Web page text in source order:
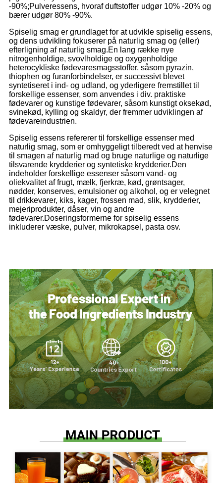
-90%;Pulveressens, hvoraf duftstoffer udgør 10% -20% og
bærer udgør 80% -90%.
Spiselig smag er grundlaget for at udvikle spiselig essens,
og dens udvikling fokuserer på naturlig smag og (eller)
efterligning af naturlig smag.En lang række nye
nitrogenholdige, svovlholdige og oxygenholdige
heterocykliske fødevaresmagsstoffer, såsom pyrazin,
thiophen og furanforbindelser, er successivt blevet
syntetiseret i ind- og udland, og yderligere fremstillet til
forskellige essenser, som anvendes i div. praktiske
fødevarer og kunstige fødevarer, såsom kunstigt oksekød,
svinekød, kylling og skaldyr, der fremmer udviklingen af ​​
fødevareindustrien.
Spiselig essens refererer til forskellige essenser med
naturlig smag, som er omhyggeligt tilberedt ved at henvise
til smagen af ​​naturlig mad og bruge naturlige og naturlige
tilsvarende krydderier og syntetiske krydderier.Den
indeholder forskellige essenser såsom vand- og
oliekvalitet af frugt, mælk, fjerkræ, kød, grøntsager,
nødder, konserves, emulsioner og alkohol, og er velegnet
til drikkevarer, kiks, kager, frossen mad, slik, krydderier,
mejeriprodukter, dåser, vin og andre
fødevarer.Doseringsformerne for spiselig essens
inkluderer væske, pulver, mikrokapsel, pasta osv.